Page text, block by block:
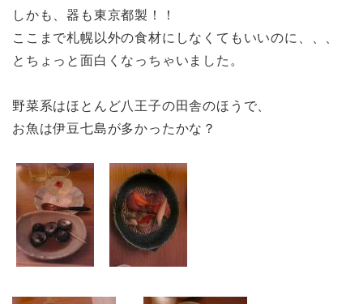
しかも、器も東京都製！！
ここまで札幌以外の食材にしなくてもいいのに、、、
とちょっと面白くなっちゃいました。
野菜系はほとんど八王子の田舎のほうで、
お魚は伊豆七島が多かったかな？